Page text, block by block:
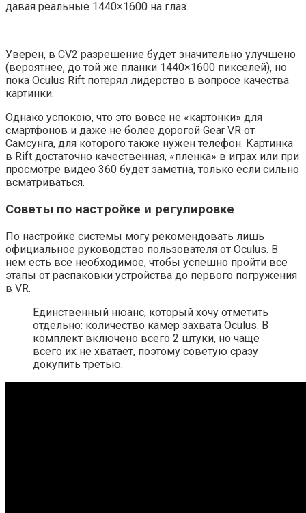
давая реальные 1440×1600 на глаз.
Уверен, в CV2 разрешение будет значительно улучшено
(вероятнее, до той же планки 1440×1600 пикселей), но
пока Oculus Rift потерял лидерство в вопросе качества
картинки.
Однако успокою, что это вовсе не «картонки» для
смартфонов и даже не более дорогой Gear VR от
Самсунга, для которого также нужен телефон. Картинка
в Rift достаточно качественная, «пленка» в играх или при
просмотре видео 360 будет заметна, только если сильно
всматриваться.
Советы по настройке и регулировке
По настройке системы могу рекомендовать лишь
официальное руководство пользователя от Oculus. В
нем есть все необходимое, чтобы успешно пройти все
этапы от распаковки устройства до первого погружения
в VR.
Единственный нюанс, который хочу отметить
отдельно: количество камер захвата Oculus. В
комплект включено всего 2 штуки, но чаще
всего их не хватает, поэтому советую сразу
докупить третью.